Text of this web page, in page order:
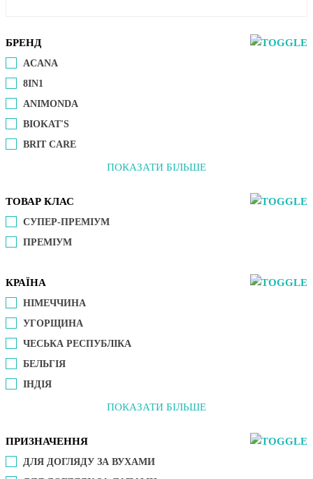
БРЕНД
ACANA
8IN1
ANIMONDA
BIOKAT'S
BRIT CARE
ПОКАЗАТИ БІЛЬШЕ
ТОВАР КЛАС
СУПЕР-ПРЕМІУМ
ПРЕМІУМ
КРАЇНА
НІМЕЧЧИНА
УГОРЩИНА
ЧЕСЬКА РЕСПУБЛІКА
БЕЛЬГІЯ
ІНДІЯ
ПОКАЗАТИ БІЛЬШЕ
ПРИЗНАЧЕННЯ
ДЛЯ ДОГЛЯДУ ЗА ВУХАМИ